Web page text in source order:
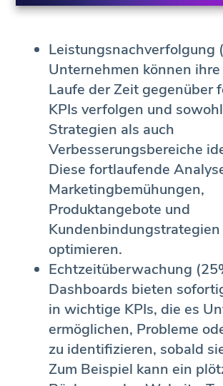
Leistungsnachverfolgung
Unternehmen können
Laufe der Zeit gegenüber
KPIs verfolgen und
Strategien als auch
Verbesserungsbereiche
Diese fortlaufende
Marketingbemühungen,
Produktangebote und
Kundenbindungstrategien
optimieren.
Echtzeitüberwachung
Dashboards bieten
in wichtige KPIs, die es
ermöglichen, Probleme
zu identifizieren, sobald
Zum Beispiel kann ein